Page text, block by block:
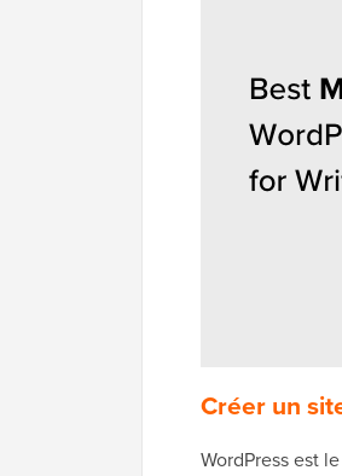
Créer un
WordPress est le